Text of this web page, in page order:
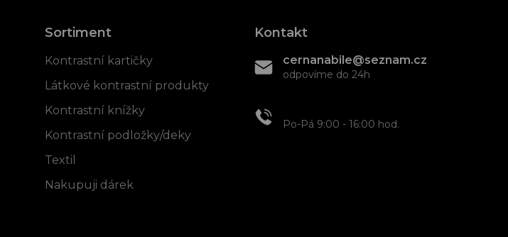
Sortiment
Kontrastní kartičky
Látkové kontrastní produkty
Kontrastní knížky
Kontrastní podložky/deky
Textil
Nakupuji dárek
Kontakt
cernanabile@seznam.cz
odpovíme do 24h
Po-Pá 9:00 - 16:00 hod.